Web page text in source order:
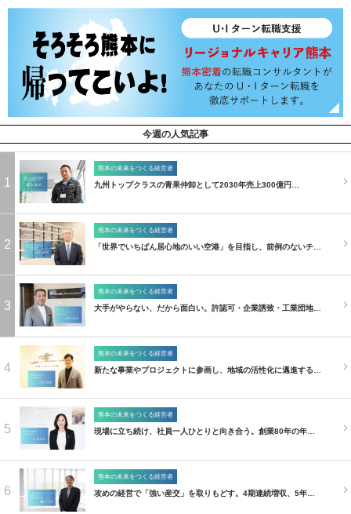
今週の人気記事
1
熊本の未来をつくる経営者
九州トップクラスの青果仲卸として2030年売上300億円…
2
熊本の未来をつくる経営者
「世界でいちばん居心地のいい空港」を目指し、前例のないチ…
3
熊本の未来をつくる経営者
大手がやらない、だから面白い。許認可・企業誘致・工業団地…
4
熊本の未来をつくる経営者
新たな事業やプロジェクトに参画し、地域の活性化に邁進する…
5
熊本の未来をつくる経営者
現場に立ち続け、社員一人ひとりと向き合う。創業80年の年…
6
熊本の未来をつくる経営者
攻めの経営で「強い産交」を取りもどす。4期連続増収、5年…